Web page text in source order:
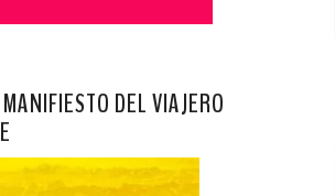
DEL VIAJERO